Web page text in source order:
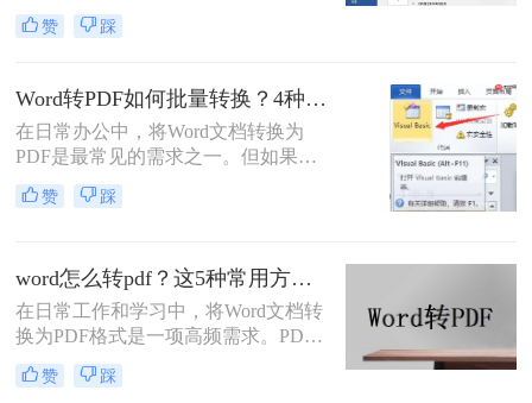
容分发……任何格式失误都可能导致
专业形象受损。
越的跨平台一致性、格式固定性和安
全性，已成为文件分发的首选格式。
辑工具，将其创作的文档转换为PDF
是一项高频且关键的操作。尽管操作
看似简单，但不同的转换方法在效
果、效率和应用场景上却大相径庭。
那么word怎么转pdf呢？
赞 踩
Word转PDF如何批量转换？4种高效方法详解！
在日常办公中，将Word文档转换为
PDF是最常见的需求之一。但如果你
手头有几十个甚至上百个Word文件需
要逐一转换，手动操作无疑会消耗大
高效方法，涵盖办公软件自带功能、
专业转换工具、在线服务以及编程脚
本。每个方法都包含完整操作步骤、
实际需求选择最合适的方案。
赞 踩
word怎么转pdf？这5种常用方法了解一下！
在日常工作和学习中，将Word文档转
换为PDF格式是一项高频需求。PDF
格式以其格式固定、兼容性强的特
点，成为文件共享和打印的首选。那
赞 踩